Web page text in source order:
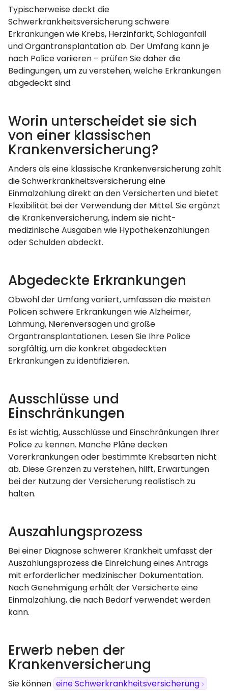
Typischerweise deckt die
Schwerkrankheitsversicherung schwere
Erkrankungen wie Krebs, Herzinfarkt, Schlaganfall
und Organtransplantation ab. Der Umfang kann je
nach Police variieren – prüfen Sie daher die
Bedingungen, um zu verstehen, welche Erkrankungen
abgedeckt sind.
Worin unterscheidet sie sich
von einer klassischen
Krankenversicherung?
Anders als eine klassische Krankenversicherung zahlt
die Schwerkrankheitsversicherung eine
Einmalzahlung direkt an den Versicherten und bietet
Flexibilität bei der Verwendung der Mittel. Sie ergänzt
die Krankenversicherung, indem sie nicht-
medizinische Ausgaben wie Hypothekenzahlungen
oder Schulden abdeckt.
Abgedeckte Erkrankungen
Obwohl der Umfang variiert, umfassen die meisten
Policen schwere Erkrankungen wie Alzheimer,
Lähmung, Nierenversagen und große
Organtransplantationen. Lesen Sie Ihre Police
sorgfältig, um die konkret abgedeckten
Erkrankungen zu identifizieren.
Ausschlüsse und
Einschränkungen
Es ist wichtig, Ausschlüsse und Einschränkungen Ihrer
Police zu kennen. Manche Pläne decken
Vorerkrankungen oder bestimmte Krebsarten nicht
ab. Diese Grenzen zu verstehen, hilft, Erwartungen
bei der Nutzung der Versicherung realistisch zu
halten.
Auszahlungsprozess
Bei einer Diagnose schwerer Krankheit umfasst der
Auszahlungsprozess die Einreichung eines Antrags
mit erforderlicher medizinischer Dokumentation.
Nach Genehmigung erhält der Versicherte eine
Einmalzahlung, die nach Bedarf verwendet werden
kann.
Erwerb neben der
Krankenversicherung
Sie können eine Schwerkrankheitsversicherung